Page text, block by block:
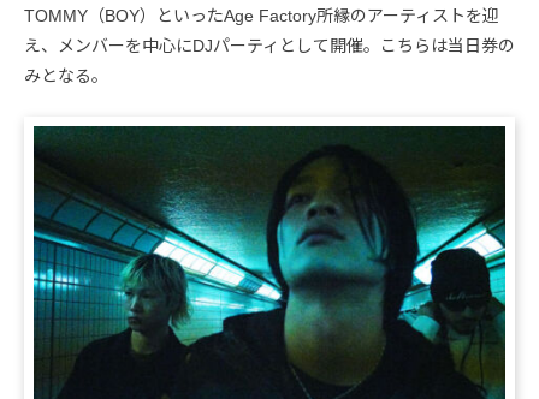
TOMMY（BOY）といったAge Factory所縁のアーティストを迎
え、メンバーを中心にDJパーティとして開催。こちらは当日券の
みとなる。